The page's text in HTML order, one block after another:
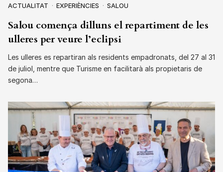
ACTUALITAT EXPERIÈNCIES SALOU
Salou comença dilluns el repartiment de les
ulleres per veure l’eclipsi
Les ulleres es repartiran als residents empadronats, del 27 al 31
de juliol, mentre que Turisme en facilitarà als propietaris de
segona…